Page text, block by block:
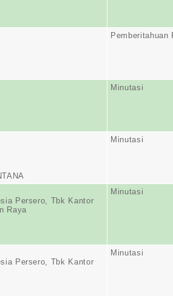
Pemberitahuan
Minutasi
Minutasi
Persero, Tbk Kantor
Raya
Minutasi
Persero, Tbk Kantor
Minutasi